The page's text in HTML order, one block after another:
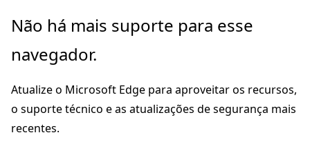
Pular
o
principal
Ignore
passe
a
navegação
na
Não há mais suporte para esse
navegador.
Atualize o Microsoft Edge para aproveitar os recursos,
o suporte técnico e as atualizações de segurança mais
recentes.